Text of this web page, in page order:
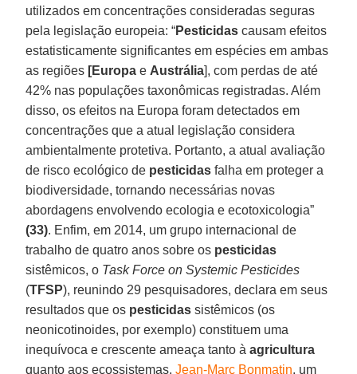
utilizados em concentrações consideradas seguras
pela legislação europeia: “Pesticidas causam efeitos
estatisticamente significantes em espécies em ambas
as regiões [Europa e Austrália], com perdas de até
42% nas populações taxonômicas registradas. Além
disso, os efeitos na Europa foram detectados em
concentrações que a atual legislação considera
ambientalmente protetiva. Portanto, a atual avaliação
de risco ecológico de pesticidas falha em proteger a
biodiversidade, tornando necessárias novas
abordagens envolvendo ecologia e ecotoxicologia”
(33). Enfim, em 2014, um grupo internacional de
trabalho de quatro anos sobre os pesticidas
sistêmicos, o Task Force on Systemic Pesticides
(TFSP), reunindo 29 pesquisadores, declara em seus
resultados que os pesticidas sistêmicos (os
neonicotinoides, por exemplo) constituem uma
inequívoca e crescente ameaça tanto àagricultura
quanto aos ecossistemas.Jean-Marc Bonmatin, um